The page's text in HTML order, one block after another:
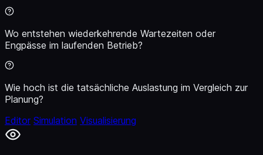
Wo entstehen wiederkehrende Wartezeiten oder
Engpässe im laufenden Betrieb?
Wie hoch ist die tatsächliche Auslastung im Vergleich zur
Planung?
Editor Simulation Visualisierung